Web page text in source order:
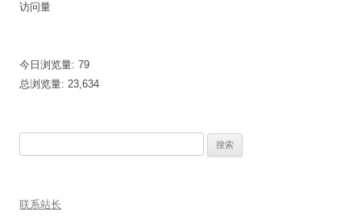
访问量
今日浏览量: 79
总浏览量: 23,634
联系站长